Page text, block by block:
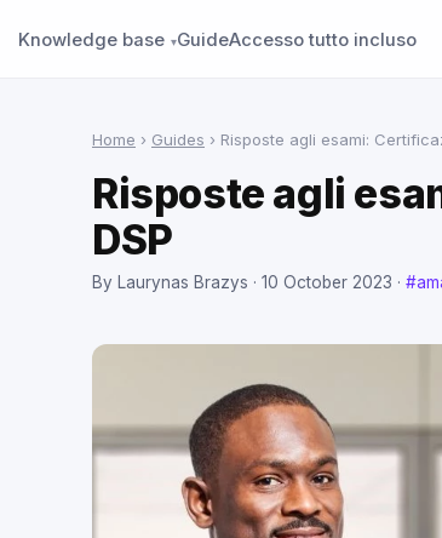
Knowledge base GuideAccesso tutto incluso
Home › Guides › Risposte agli esami:
Risposte agli
DSP
By Laurynas Brazys · 10 October 2023 ·